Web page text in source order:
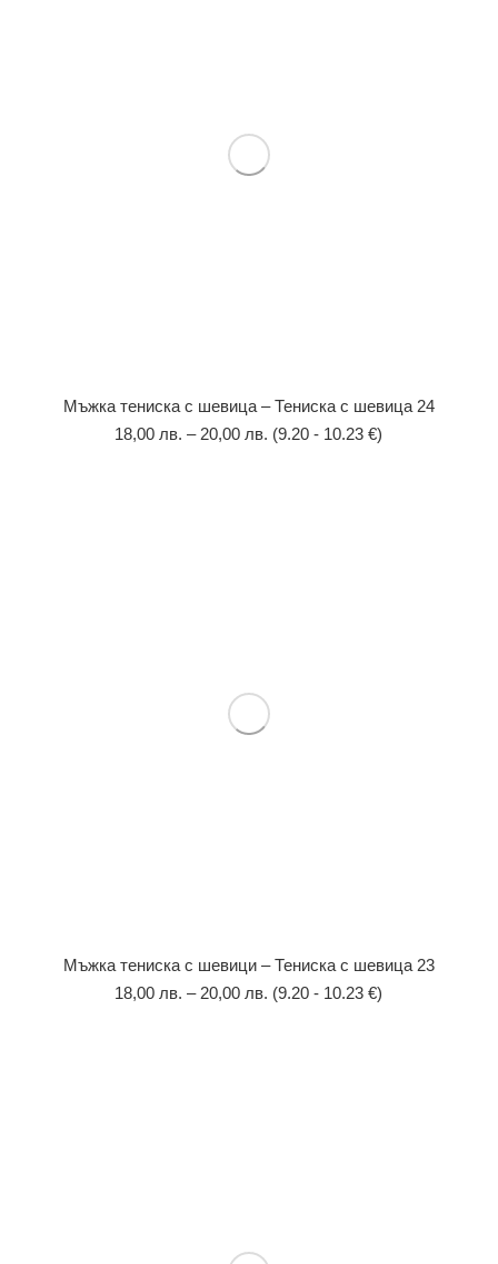
Мъжка тениска с шевица – Тениска с шевица 24
18,00 лв. – 20,00 лв. (9.20 - 10.23 €)
Мъжка тениска с шевици – Тениска с шевица 23
18,00 лв. – 20,00 лв. (9.20 - 10.23 €)